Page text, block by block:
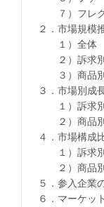
７）フレグ
２．市場規模
１）全体
２）訴求別
３）商品別
３．市場別成
１）訴求別
２）商品別
４．市場構成
１）訴求別
２）商品別
５．参入企業
６．マーケッ